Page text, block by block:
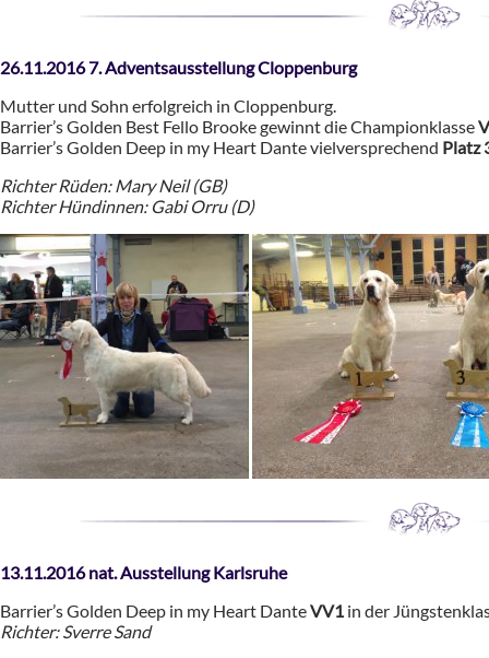
26.11.2016 7. Adventsausstellung Cloppenburg
Mutter und Sohn erfolgreich in Cloppenburg.
Barrier’s Golden Best Fello Brooke gewinnt die Championklasse
Barrier’s Golden Deep in my Heart Dante vielversprechend Platz
Richter Rüden: Mary Neil (GB)
Richter Hündinnen: Gabi Orru (D)
13.11.2016 nat. Ausstellung Karlsruhe
Barrier’s Golden Deep in my Heart DanteVV1 in der
Richter: Sverre Sand